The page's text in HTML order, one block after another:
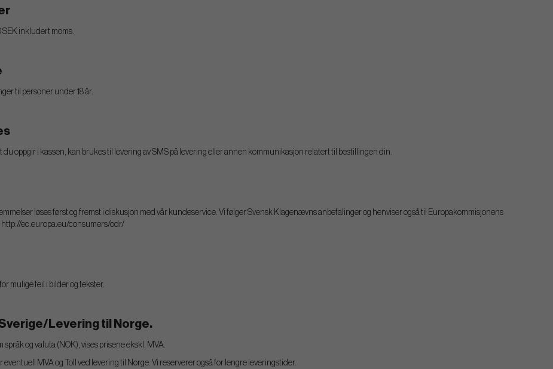
inkludert moms.
til personer under 18 år.
oppgir i kassen, kan brukes til levering av SMS på levering eller annen kommunikasjon relatert til bestillingen din.
løses først og fremst i diskusjon med vår kundeservice. Vi følger Svensk Klagenævns anbefalinger og henviser også til Europakommisjonens
ec.europa.eu/consumers/odr/
mulige feil i bilder og tekster.
Levering til Norge.
språk og valuta (NOK), vises prisene ekskl. MVA.
eventuell MVA og Toll ved levering til Norge. Vi reserverer også for lengre leveringstider.